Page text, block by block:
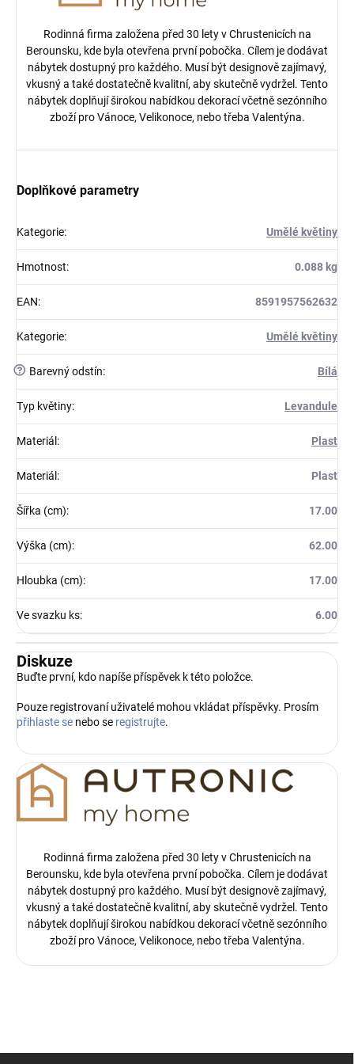
Rodinná firma založena před 30 lety v Chrustenicích na
Berounsku, kde byla otevřena první pobočka. Cílem je dodávat
nábytek dostupný pro každého. Musí být designově zajímavý,
vkusný a také dostatečně kvalitní, aby skutečně vydržel. Tento
nábytek doplňují širokou nabídkou dekorací včetně sezónního
zboží pro Vánoce, Velikonoce, nebo třeba Valentýna.
Doplňkové parametry
Kategorie: Umělé květiny
Hmotnost: 0.088 kg
EAN: 8591957562632
Kategorie: Umělé květiny
? Barevný odstín: Bílá
Typ květiny: Levandule
Materiál : Plast
Materiál : Plast
Šířka (cm): 17.00
Výška (cm): 62.00
Hloubka (cm): 17.00
Ve svazku ks: 6.00
Diskuze
Buďte první, kdo napíše příspěvek k této položce.
Pouze registrovaní uživatelé mohou vkládat příspěvky. Prosím
přihlaste se nebo se registrujte.
Rodinná firma založena před 30 lety v Chrustenicích na
Berounsku, kde byla otevřena první pobočka. Cílem je dodávat
nábytek dostupný pro každého. Musí být designově zajímavý,
vkusný a také dostatečně kvalitní, aby skutečně vydržel. Tento
nábytek doplňují širokou nabídkou dekorací včetně sezónního
zboží pro Vánoce, Velikonoce, nebo třeba Valentýna.